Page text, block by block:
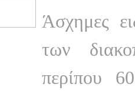
Άσχημες
των
περίπου